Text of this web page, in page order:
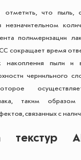
отметить, что пыль,
полимеризации
сокращает время
накопления пыли и
чернильного
таким образом
связанных с
текстур